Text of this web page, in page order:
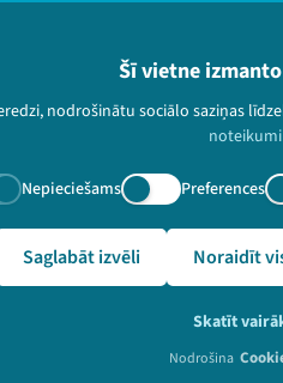
Šī vietne
nodrošinātu sociālo saziņas
noteikumi
Nepieciešams Preferences
Saglabāt izvēli Noraidīt
Skatīt
Nodrošina
lv/jaunumi/